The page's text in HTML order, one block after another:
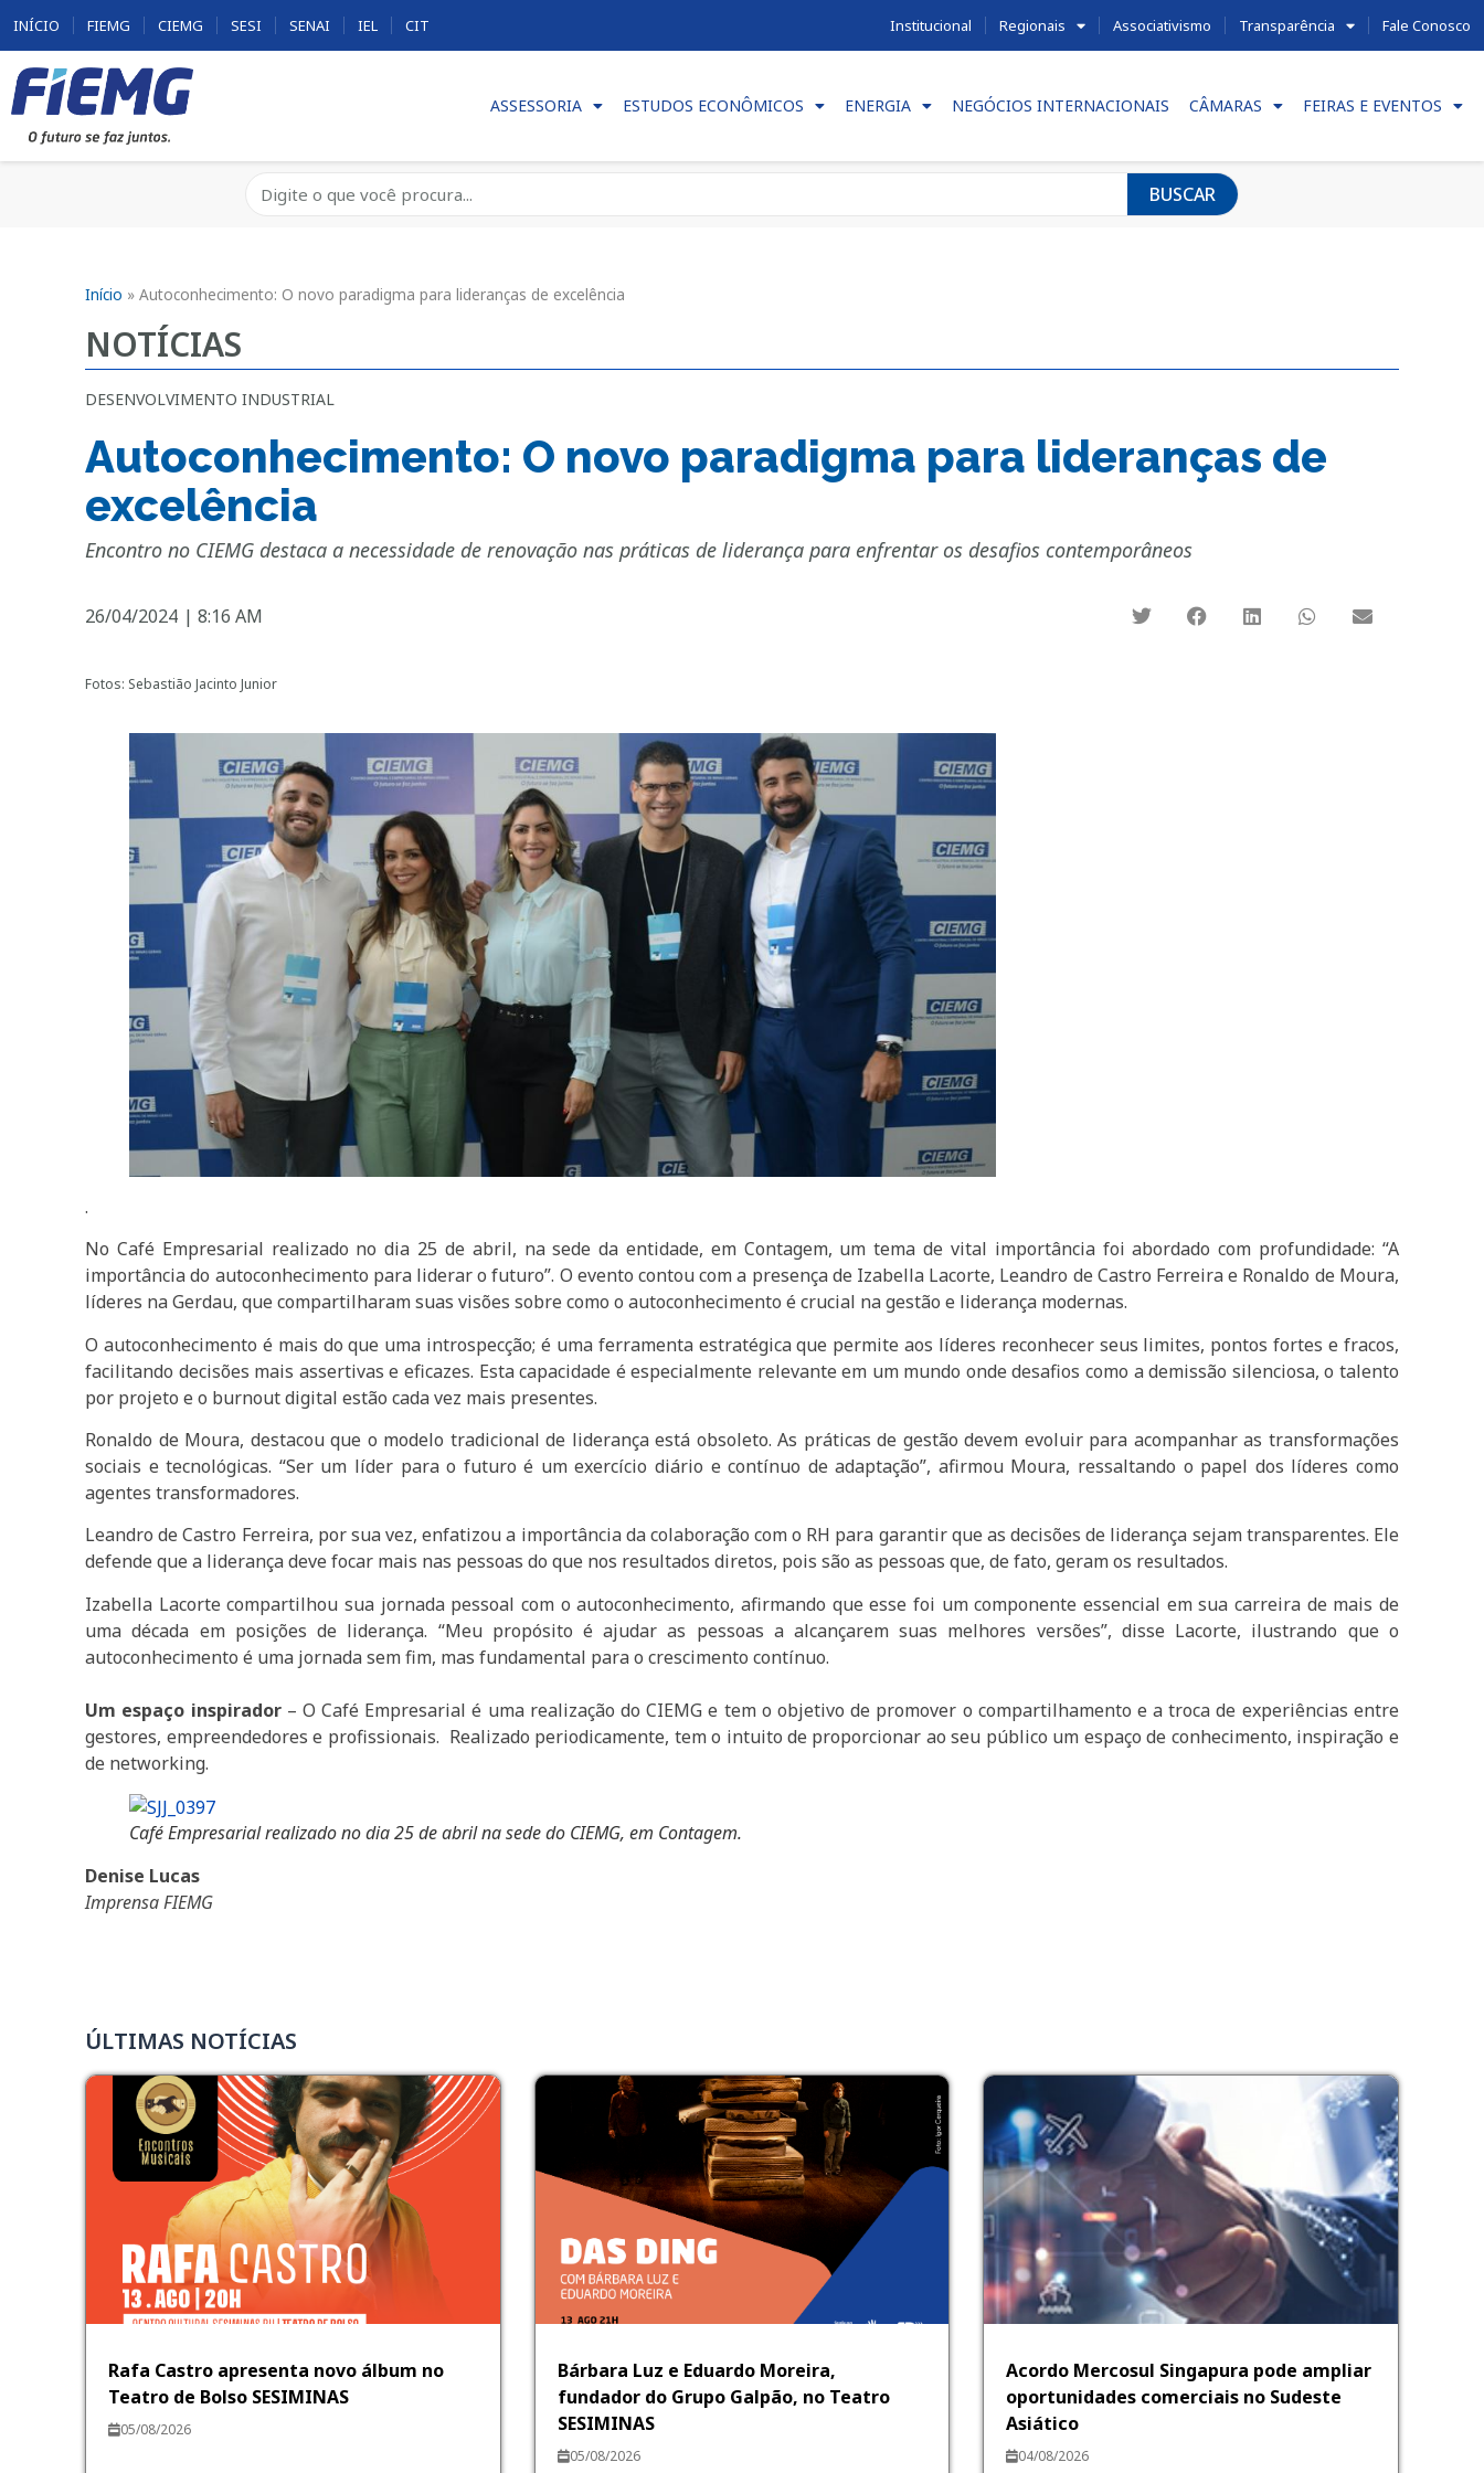
INÍCIO FIEMG CIEMG SESI SENAI IEL CIT Institucional Regionais Associativismo Transparência Fale Conosco
ASSESSORIA ESTUDOS ECONÔMICOS ENERGIA NEGÓCIOS INTERNACIONAIS CÂMARAS FEIRAS E EVENTOS
BUSCAR
Início »Autoconhecimento: O novo paradigma para lideranças de excelência
NOTÍCIAS
DESENVOLVIMENTO INDUSTRIAL
Autoconhecimento: O novo paradigma para lideranças de
excelência
Encontro no CIEMG destaca a necessidade de renovação nas práticas de liderança para enfrentar os desafios contemporâneos
26/04/2024 | 8:16 AM
Fotos: Sebastião Jacinto Junior
.
No Café Empresarial realizado no dia 25 de abril, na sede da entidade, em Contagem, um tema de vital importância foi abordado com profundidade: “A
importância do autoconhecimento para liderar o futuro”. O evento contou com a presença de Izabella Lacorte, Leandro de Castro Ferreira e Ronaldo de Moura,
líderes na Gerdau, que compartilharam suas visões sobre como o autoconhecimento é crucial na gestão e liderança modernas.
O autoconhecimento é mais do que uma introspecção; é uma ferramenta estratégica que permite aos líderes reconhecer seus limites, pontos fortes e fracos,
facilitando decisões mais assertivas e eficazes. Esta capacidade é especialmente relevante em um mundo onde desafios como a demissão silenciosa, o talento
por projeto e o burnout digital estão cada vez mais presentes.
Ronaldo de Moura, destacou que o modelo tradicional de liderança está obsoleto. As práticas de gestão devem evoluir para acompanhar as transformações
sociais e tecnológicas. “Ser um líder para o futuro é um exercício diário e contínuo de adaptação”, afirmou Moura, ressaltando o papel dos líderes como
agentes transformadores.
Leandro de Castro Ferreira, por sua vez, enfatizou a importância da colaboração com o RH para garantir que as decisões de liderança sejam transparentes. Ele
defende que a liderança deve focar mais nas pessoas do que nos resultados diretos, pois são as pessoas que, de fato, geram os resultados.
Izabella Lacorte compartilhou sua jornada pessoal com o autoconhecimento, afirmando que esse foi um componente essencial em sua carreira de mais de
uma década em posições de liderança. “Meu propósito é ajudar as pessoas a alcançarem suas melhores versões”, disse Lacorte, ilustrando que o
autoconhecimento é uma jornada sem fim, mas fundamental para o crescimento contínuo.
Um espaço inspirador– O Café Empresarial é uma realização do CIEMG e tem o objetivo de promover o compartilhamento e a troca de experiências entre
gestores, empreendedores e profissionais. Realizado periodicamente, tem o intuito de proporcionar ao seu público um espaço de conhecimento, inspiração e
de networking.
Café Empresarial realizado no dia 25 de abril na sede do CIEMG, em Contagem.
Denise Lucas
Imprensa FIEMG
ÚLTIMAS NOTÍCIAS
Rafa Castro apresenta novo álbum no
Teatro de Bolso SESIMINAS
05/08/2026
Bárbara Luz e Eduardo Moreira,
fundador do Grupo Galpão, no Teatro
SESIMINAS
05/08/2026
Acordo Mercosul Singapura pode ampliar
oportunidades comerciais no Sudeste
Asiático
04/08/2026